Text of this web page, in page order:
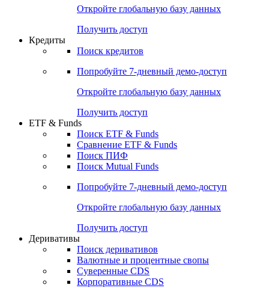
Откройте глобальную базу данных
Получить доступ
Кредиты
Поиск кредитов
Попробуйте 7-дневный демо-доступ
Откройте глобальную базу данных
Получить доступ
ETF & Funds
Поиск ETF & Funds
Сравнение ETF & Funds
Поиск ПИФ
Поиск Mutual Funds
Попробуйте 7-дневный демо-доступ
Откройте глобальную базу данных
Получить доступ
Деривативы
Поиск деривативов
Валютные и процентные свопы
Суверенные CDS
Корпоративные CDS